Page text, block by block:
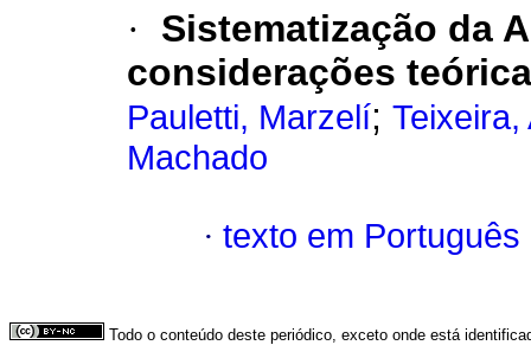
·
Sistematização da
considerações
Pauletti, Marzelí;
Machado
· texto em Português
Todo o conteúdo deste periódico, exceto onde está